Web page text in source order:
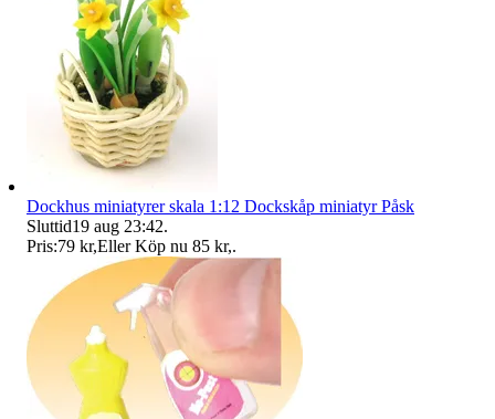
Dockhus miniatyrer skala 1:12 Dockskåp miniatyr Påsk
Sluttid19 aug 23:42.
Pris:79 kr,Eller Köp nu 85 kr,.